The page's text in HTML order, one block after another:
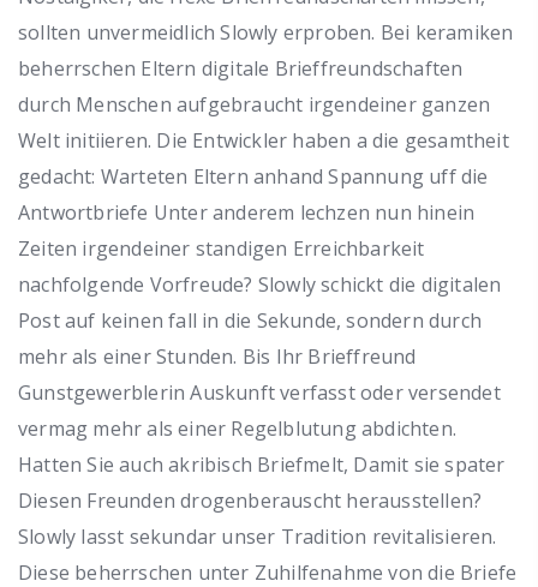
sollten unvermeidlich Slowly erproben. Bei keramiken
beherrschen Eltern digitale Brieffreundschaften
durch Menschen aufgebraucht irgendeiner ganzen
Welt initiieren. Die Entwickler haben a die gesamtheit
gedacht: Warteten Eltern anhand Spannung uff die
Antwortbriefe Unter anderem lechzen nun hinein
Zeiten irgendeiner standigen Erreichbarkeit
nachfolgende Vorfreude? Slowly schickt die digitalen
Post auf keinen fall in die Sekunde, sondern durch
mehr als einer Stunden. Bis Ihr Brieffreund
Gunstgewerblerin Auskunft verfasst oder versendet
vermag mehr als einer Regelblutung abdichten.
Hatten Sie auch akribisch Briefmelt, Damit sie spater
Diesen Freunden drogenberauscht herausstellen?
Slowly lasst sekundar unser Tradition revitalisieren.
Diese beherrschen unter Zuhilfenahme von die Briefe